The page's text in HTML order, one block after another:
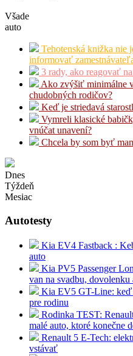
Všade
auto
Tehotenská knižka nie
informovať
3 rady, ako reagovať
Ako zvýšiť minimálne
chudobných rodičov?
Keď je striedavá
Vymreli klasické
vnúčat unavení?
Chcela by som byť
Dnes
Týždeň
Mesiac
Autotesty
Kia EV4 Fastback :
auto
Kia PV5 Passenger
van na svadbu, dovolenku
Kia EV5 GT-Line: keď
pre rodinu
Rodinka TEST:
malé auto, ktoré konečne
Renault 5 E-Tech:
vstávať